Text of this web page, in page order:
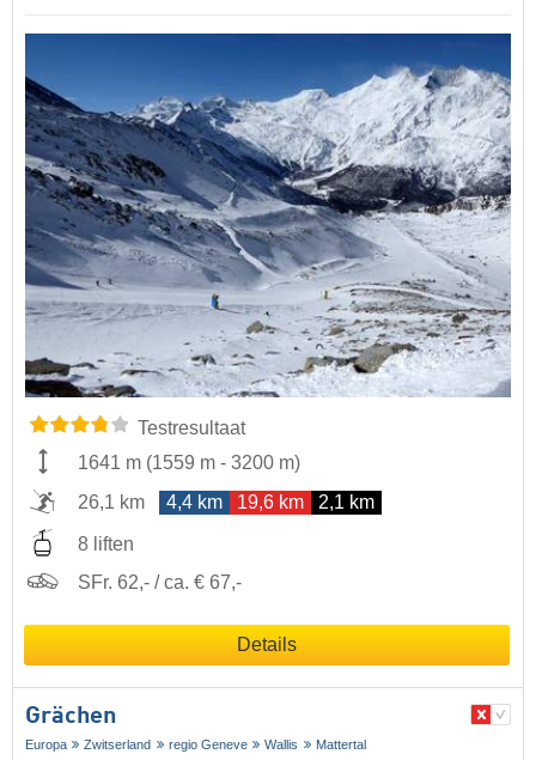
Testresultaat
1641 m (1559 m - 3200 m)
26,1 km
4,4 km 19,6 km 2,1 km
8 liften
SFr. 62,- / ca. € 67,-
Details
Grächen
Europa Zwitserland regio Geneve Wallis Mattertal